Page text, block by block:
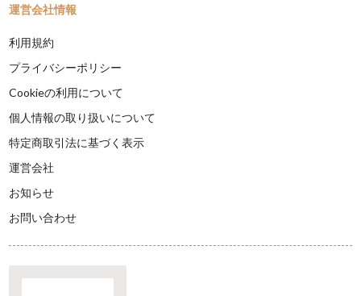
運営会社情報
利用規約
プライバシーポリシー
Cookieの利用について
個人情報の取り扱いについて
特定商取引法に基づく表示
運営会社
お知らせ
お問い合わせ